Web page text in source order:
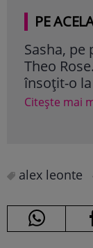
PE
Sasha, pe
Theo
însoțit-o
Citește mai
alex leonte